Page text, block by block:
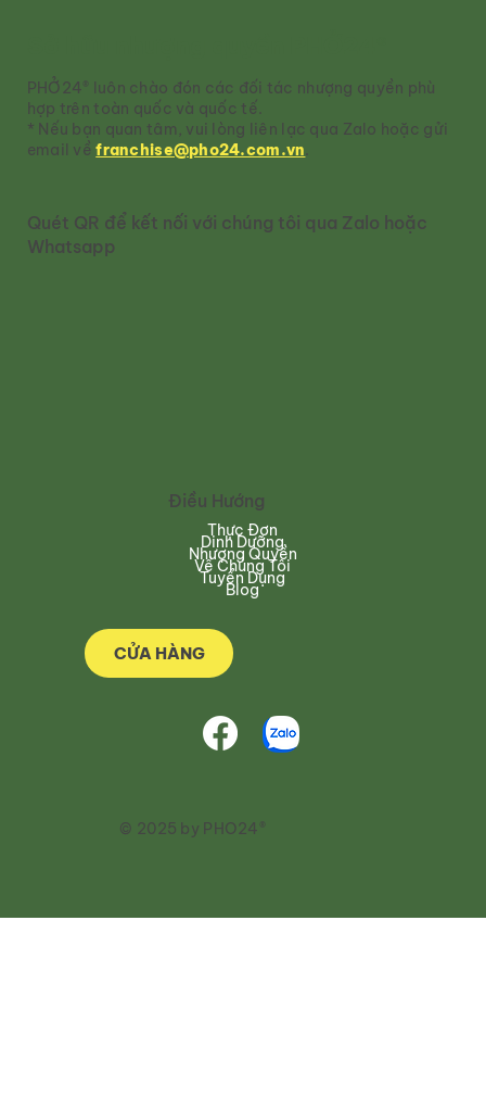
Điều Hướng
Thực Đơn
Dinh Dưỡng
Nhượng Quyền
Về Chúng Tôi
Tuyển Dụng
Blog
CỬA HÀNG
PHỞ24® luôn chào đón các đối tác nhượng quyền phù
hợp trên toàn quốc và quốc tế.
* Nếu bạn quan tâm, vui lòng liên lạc qua Zalo hoặc gửi
email vềfranchise@pho24.com.vn.
Quét QR để kết nối với chúng tôi qua Zalo hoặc
Whatsapp
© 2025 by PHO24®